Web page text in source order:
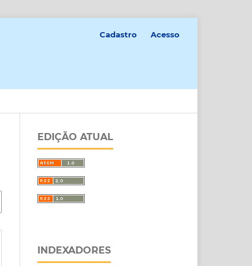
Cadastro Acesso
EDIÇÃO ATUAL
INDEXADORES